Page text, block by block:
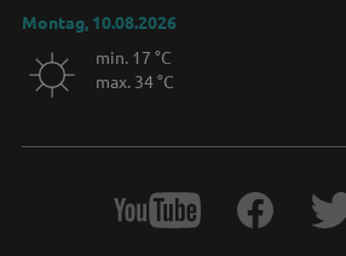
Montag, 10.08.2026
min. 17 °C
max. 34 °C